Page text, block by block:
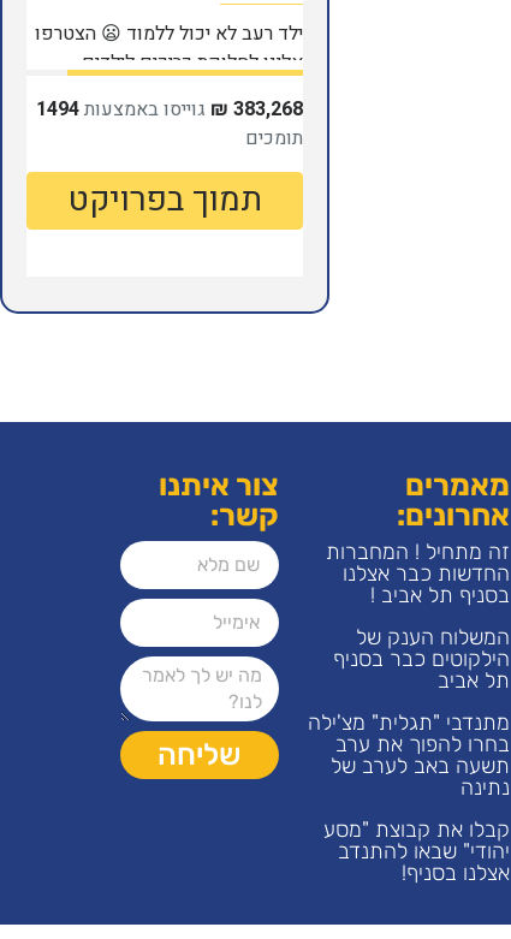
מאמרים
אחרונים:
זה מתחיל ! המחברות
החדשות כבר אצלנו
בסניף תל אביב !
המשלוח הענק של
הילקוטים כבר בסניף
תל אביב
מתנדבי "תגלית" מצ'ילה
בחרו להפוך את ערב
תשעה באב לערב של
נתינה
קבלו את קבוצת "מסע
יהודי" שבאו להתנדב
אצלנו בסניף!
צור איתנו
קשר:
שליחה